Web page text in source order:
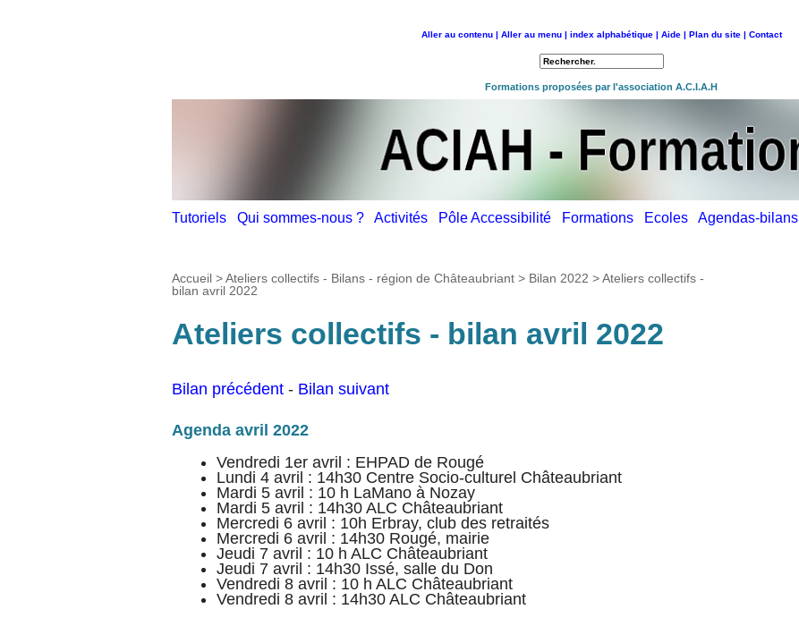
Aller au contenu | Aller au menu | index alphabétique | Aide | Plan du site | Contact
Formations proposées par l'association A.C.I.A.H
Tutoriels Qui sommes-nous ? Activités Pôle Accessibilité Formations Ecoles Agendas-bilans
Accueil >Ateliers collectifs - Bilans - région de Châteaubriant > Bilan 2022 >Ateliers collectifs -
bilan avril 2022
Ateliers collectifs - bilan avril 2022
Bilan précédent - Bilan suivant
Agenda avril 2022
Vendredi 1er avril : EHPAD de Rougé
Lundi 4 avril : 14h30 Centre Socio-culturel Châteaubriant
Mardi 5 avril : 10 h LaMano à Nozay
Mardi 5 avril : 14h30 ALC Châteaubriant
Mercredi 6 avril : 10h Erbray, club des retraités
Mercredi 6 avril : 14h30 Rougé, mairie
Jeudi 7 avril : 10 h ALC Châteaubriant
Jeudi 7 avril : 14h30 Issé, salle du Don
Vendredi 8 avril : 10 h ALC Châteaubriant
Vendredi 8 avril : 14h30 ALC Châteaubriant